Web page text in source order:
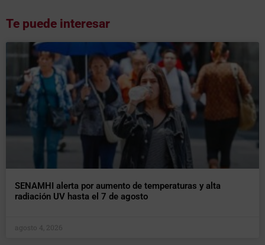
Te puede interesar
SENAMHI alerta por aumento de temperaturas y alta
radiación UV hasta el 7 de agosto
agosto 4, 2026